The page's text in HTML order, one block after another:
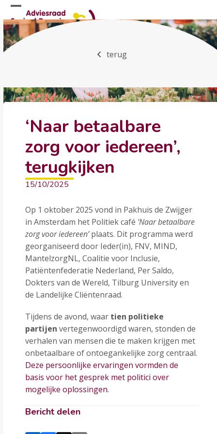
Skip
to
content
Open
mobile
menu
Close
mobile
menu
terug
‘Naar betaalbare
zorg voor iedereen’,
terugkijken
15/10/2025
Op 1 oktober 2025 vond in Pakhuis de Zwijger
in Amsterdam het Politiek café ‘Naar betaalbare
zorg voor iedereen’plaats. Dit programma werd
georganiseerd door Ieder(in), FNV, MIND,
MantelzorgNL, Coalitie voor Inclusie,
Patiëntenfederatie Nederland, Per Saldo,
Dokters van de Wereld, Tilburg University en
de Landelijke Cliëntenraad.
Tijdens de avond, waar tien politieke
partijen vertegenwoordigd waren, stonden de
verhalen van mensen die te maken krijgen met
onbetaalbare of ontoegankelijke zorg centraal.
Deze persoonlijke ervaringen vormden de
basis voor het gesprek met politici over
mogelijke oplossingen.
Bericht delen